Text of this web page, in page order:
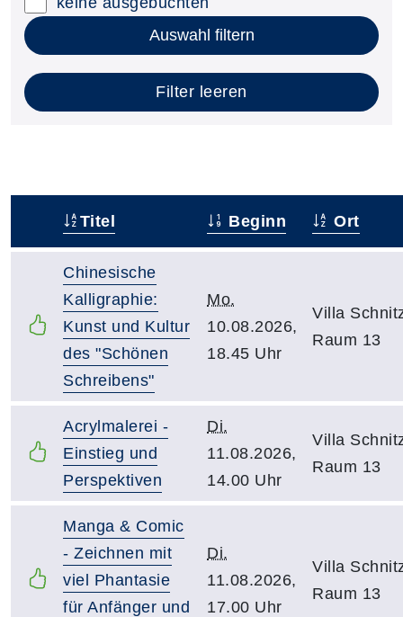
Auswahl filtern
Filter leeren
Titel Beginn Ort
Chinesische
Kalligraphie:
Kunst und Kultur
des "Schönen
Schreibens"
Mo.
10.08.2026,
18.45 Uhr
Villa
Raum 13
Acrylmalerei -
Einstieg und
Perspektiven
Di.
11.08.2026,
14.00 Uhr
Villa
Raum 13
Manga & Comic
- Zeichnen mit
viel Phantasie
für Anfänger und
Di.
11.08.2026,
17.00 Uhr
Villa
Raum 13